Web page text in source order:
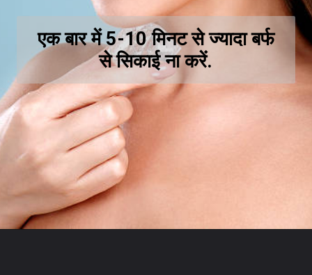
एक बार में 5-10 मिनट से ज्यादा बर्फ
से सिकाई ना करें.